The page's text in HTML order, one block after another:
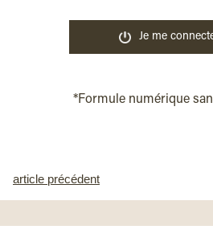
Je me
*Formule numérique
article précédent